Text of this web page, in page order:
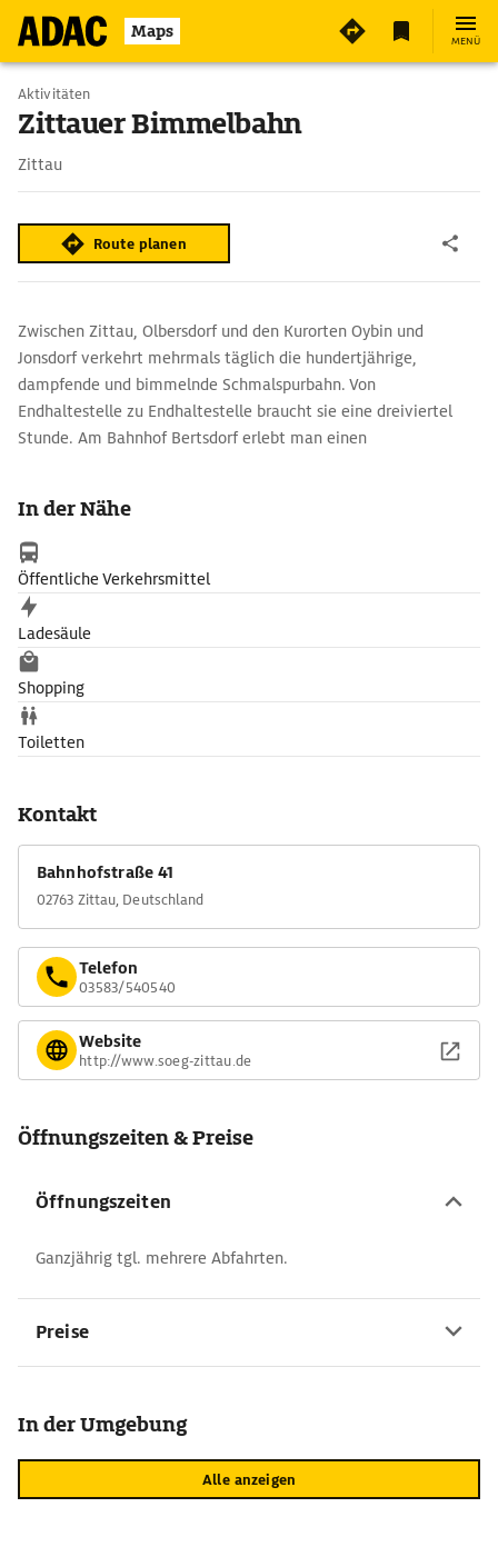
Maps MENÜ
Aktivitäten
Zittauer Bimmelbahn
Zittau
Route planen
Zwischen Zittau, Olbersdorf und den Kurorten Oybin und
Jonsdorf verkehrt mehrmals täglich die hundertjährige,
dampfende und bimmelnde Schmalspurbahn. Von
Endhaltestelle zu Endhaltestelle braucht sie eine dreiviertel
Stunde. Am Bahnhof Bertsdorf erlebt man einen
In der Nähe
Öffentliche Verkehrsmittel
Ladesäule
Shopping
Toiletten
Kontakt
Bahnhofstraße 41
02763 Zittau, Deutschland
Telefon
03583/540540
Website
http://www.soeg-zittau.de
Öffnungszeiten & Preise
Öffnungszeiten
Ganzjährig tgl. mehrere Abfahrten.
Preise
In der Umgebung
Alle anzeigen